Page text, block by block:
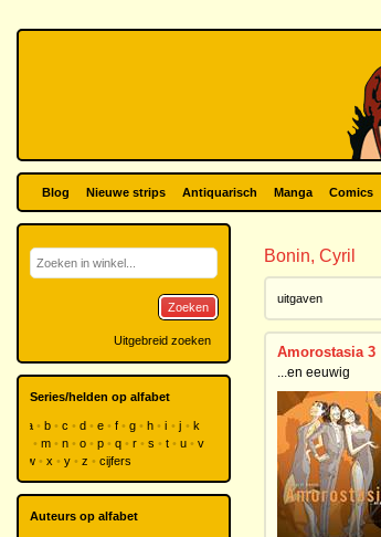
Blog Nieuwe strips Antiquarisch Manga Comics
Bonin, Cyril
uitgaven
Amorostasia 3
...en eeuwig
Zoeken
Uitgebreid zoeken
Series/helden op alfabet
a b c d e f g h i j
k
m n o p q r s t u
v
w
x y z cijfers
Auteurs op alfabet